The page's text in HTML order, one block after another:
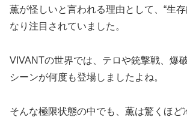
薫が怪しいと言われる理由として、“生
なり注目されていました。
VIVANTの世界では、テロや銃撃戦、爆
シーンが何度も登場しましたよね。
そんな極限状態の中でも、薫は驚くほど